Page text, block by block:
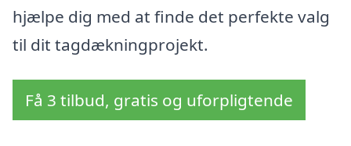
hjælpe dig med at finde det perfekte valg
til dit tagdækningprojekt.
Få 3 tilbud, gratis og uforpligtende